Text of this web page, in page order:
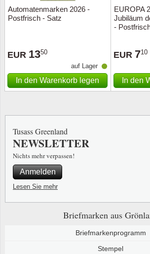
Automatenmarken 2026 -
Postfrisch - Satz
EUR 1350
auf Lager
In den Warenkorb legen
EUROPA
Jubiläum
-
EUR 710
In den
Briefmarken aus
Briefmarkenprogramm
Stempel
Tusass Greenland
NEWSLETTER
Nichts mehr verpassen!
Anmelden
Lesen Sie mehr